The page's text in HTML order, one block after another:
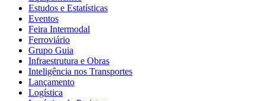
Estudos e Estatísticas
Eventos
Feira Intermodal
Ferroviário
Grupo Guia
Infraestrutura e Obras
Inteligência nos Transportes
Lançamento
Logística